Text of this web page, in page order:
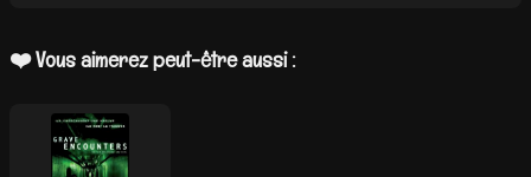
❤️ Vous aimerez peut-être aussi :